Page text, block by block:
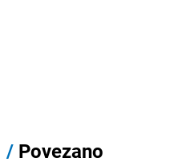
/ Povezano